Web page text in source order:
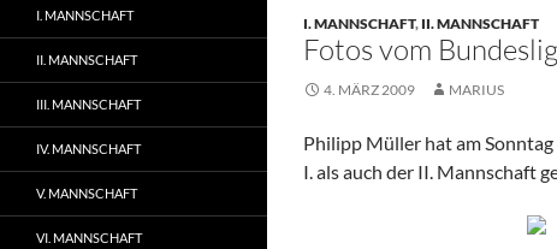
I. MANNSCHAFT, II. MANNSCHAFT
Fotos vom
4. MÄRZ 2009 MARIUS
Philipp Müller hat am
I. als auch der II. Mannschaft
I. MANNSCHAFT
II. MANNSCHAFT
III. MANNSCHAFT
IV. MANNSCHAFT
V. MANNSCHAFT
VI. MANNSCHAFT